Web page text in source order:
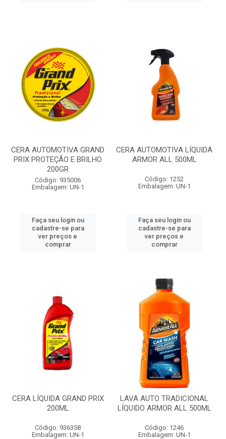
CERA AUTOMOTIVA GRAND
PRIX PROTEÇÃO E BRILHO
200GR
Código: 935006
Embalagem: UN-1
Faça seu login ou
cadastre-se para
ver preços e
comprar
CERA AUTOMOTIVA LÍQUIDA
ARMOR ALL 500ML
Código: 1252
Embalagem: UN-1
Faça seu login ou
cadastre-se para
ver preços e
comprar
CERA LÍQUIDA GRAND PRIX
200ML
Código: 936358
Embalagem: UN-1
LAVA AUTO TRADICIONAL
LÍQUIDO ARMOR ALL 500ML
Código: 1246
Embalagem: UN-1